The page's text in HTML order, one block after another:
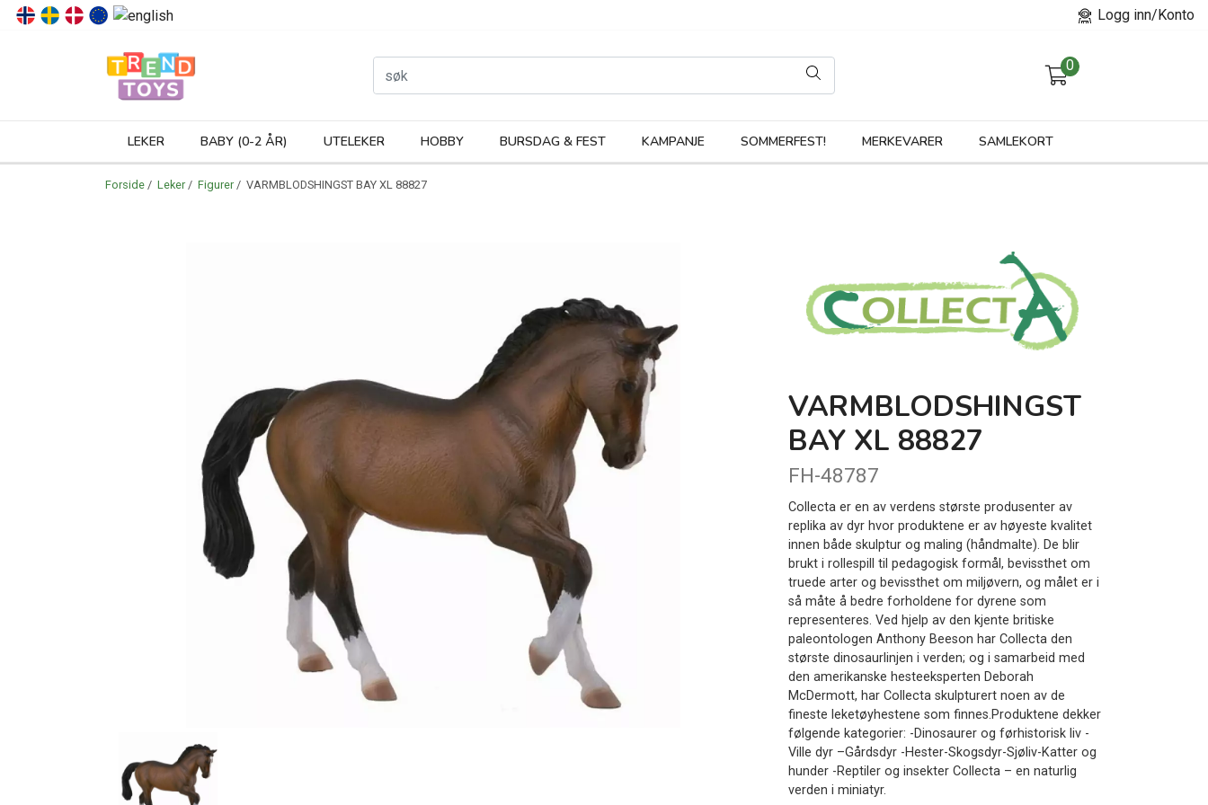
Logg inn/Konto
0
LEKER BABY (0-2 ÅR) UTELEKER HOBBY BURSDAG & FEST KAMPANJE SOMMERFEST! MERKEVARER SAMLEKORT
Forside / Leker / Figurer / VARMBLODSHINGST BAY XL 88827
VARMBLODSHINGST
BAY XL 88827
FH-48787
Collecta er en av verdens største produsenter av
replika av dyr hvor produktene er av høyeste kvalitet
innen både skulptur og maling (håndmalte). De blir
brukt i rollespill til pedagogisk formål, bevissthet om
truede arter og bevissthet om miljøvern, og målet er i
så måte å bedre forholdene for dyrene som
representeres. Ved hjelp av den kjente britiske
paleontologen Anthony Beeson har Collecta den
største dinosaurlinjen i verden; og i samarbeid med
den amerikanske hesteeksperten Deborah
McDermott, har Collecta skulpturert noen av de
fineste leketøyhestene som finnes.Produktene dekker
følgende kategorier: -Dinosaurer og førhistorisk liv -
Ville dyr –Gårdsdyr -Hester-Skogsdyr-Sjøliv-Katter og
hunder -Reptiler og insekter Collecta – en naturlig
verden i miniatyr.